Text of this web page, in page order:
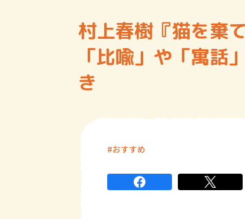
村上春樹『猫を棄
「比喩」や「寓話
き
おすすめ